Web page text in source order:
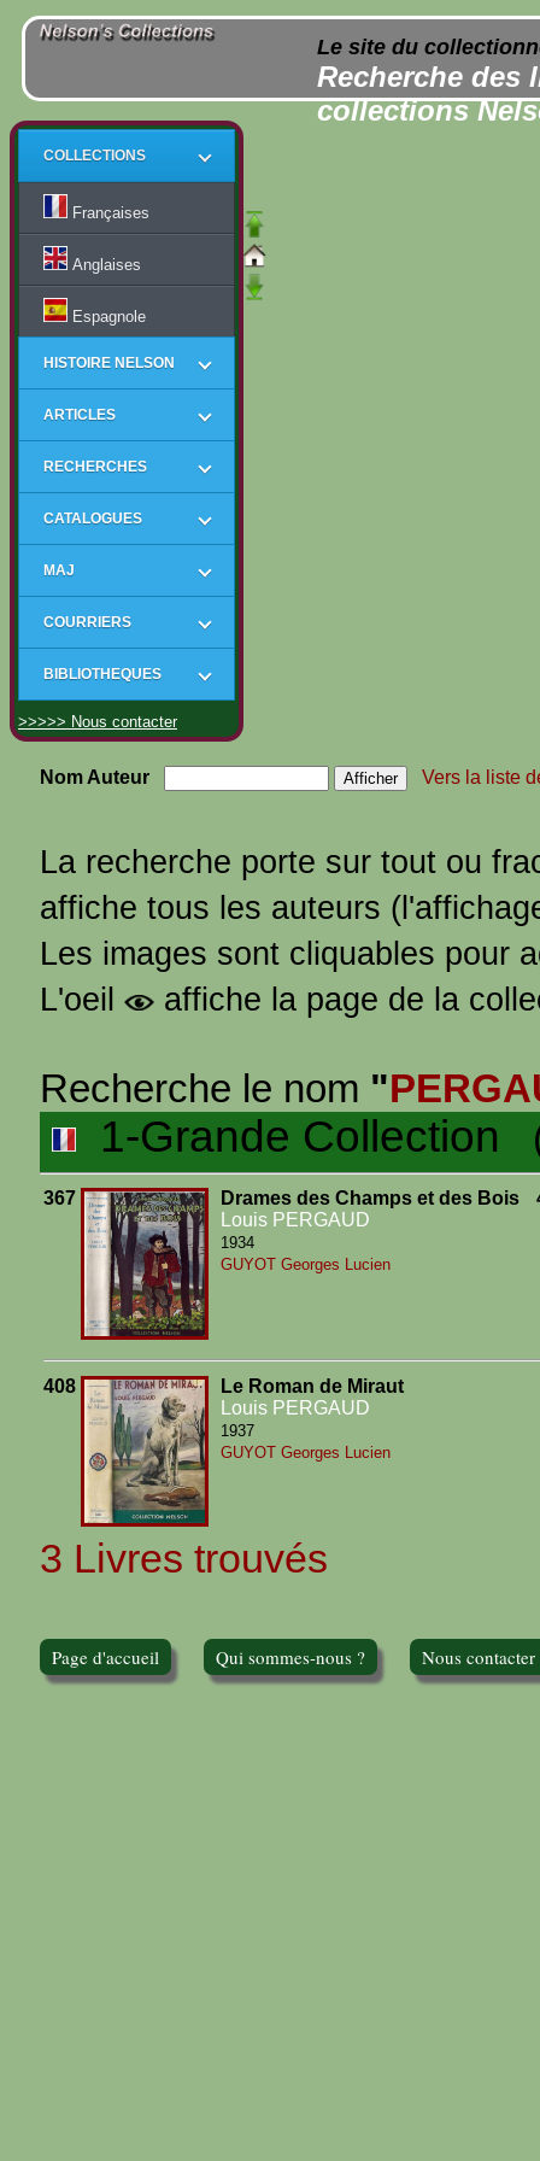
Le site du
Recherche des
collections
COLLECTIONS
Françaises
Anglaises
Espagnole
HISTOIRE NELSON
ARTICLES
RECHERCHES
CATALOGUES
MAJ
COURRIERS
BIBLIOTHEQUES
>>>>> Nous contacter
Nom Auteur Vers la liste
La recherche porte sur tout ou
affiche tous les auteurs
Les images sont cliquables pour
L'oeil
affiche la page de la
Recherche le nom "
1-Grande Collection
367
Drames des Champs et des Bois
Louis PERGAUD
1934
GUYOT Georges Lucien
408
Le Roman de Miraut
Louis PERGAUD
1937
GUYOT Georges Lucien
3 Livres trouvés
Page d'accueil Qui sommes-nous ? Nous contacter